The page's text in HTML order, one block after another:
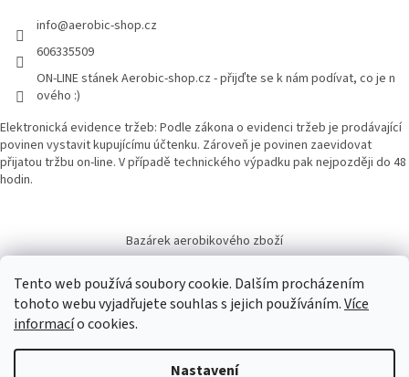
Tento web používá soubory cookie. Dalším procházením
tohoto webu vyjadřujete souhlas s jejich používáním.Více
informacío cookies.
Nastavení
info@aerobic-shop.cz
606335509
ON-LINE stánek Aerobic-shop.cz - přijďte se k nám podívat, co je n
ového :)
Elektronická evidence tržeb: Podle zákona o evidenci tržeb je prodávající
povinen vystavit kupujícímu účtenku. Zároveň je povinen zaevidovat
přijatou tržbu on-line. V případě technického výpadku pak nejpozději do 48
hodin.
Bazárek aerobikového zboží